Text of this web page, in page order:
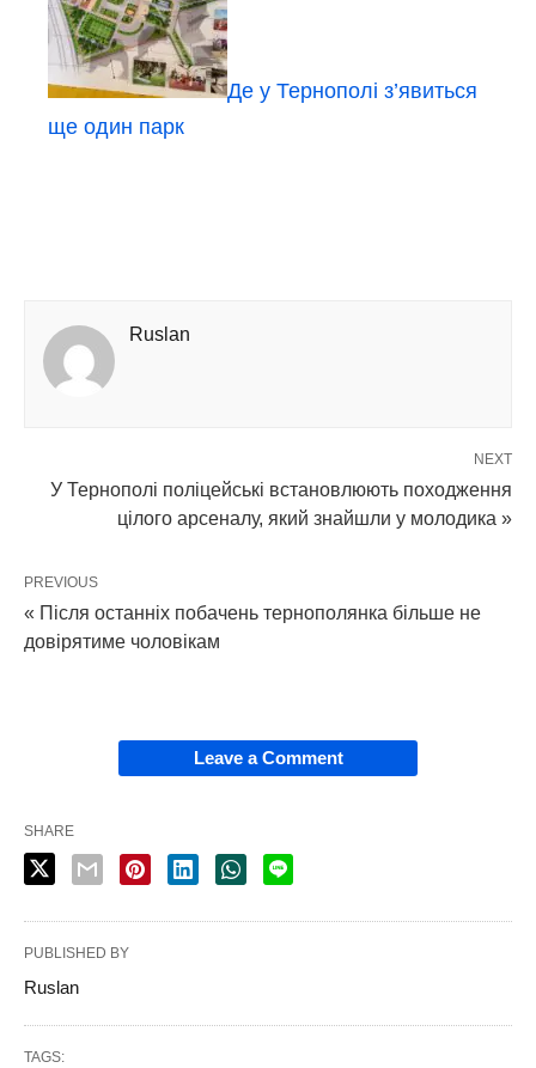
Де у Тернополі з’явиться
ще один парк
Ruslan
NEXT
У Тернополі поліцейські встановлюють походження
цілого арсеналу, який знайшли у молодика »
PREVIOUS
« Після останніх побачень тернополянка більше не
довірятиме чоловікам
Leave a Comment
SHARE
PUBLISHED BY
Ruslan
TAGS: